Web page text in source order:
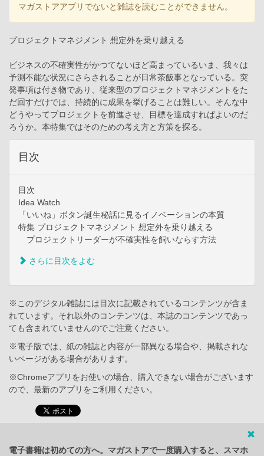
マガストアアプリでないと雑誌を読むことができません。
プロジェクトマネジメント 想定外を乗り越える
ビジネスの不確実性がかつてないほど高まっているいま、我々は
予測不能な状況にさらされることが日常茶飯事となっている。突
発事項は付き物であり、従来型のプロジェクトマネジメントをた
だ回すだけでは、持続的に成果を挙げることは難しい。そんな中
どうやってプロジェクトを前進させ、目標を達成すればよいのだ
ろうか。本特集ではそのための考え方と方策を探る。
目次
目次
Idea Watch
「いいね」ボタン誕生秘話に見るイノベーションの本質
特集 プロジェクトマネジメント 想定外を乗り越える
プロジェクトリーダーが不確実性を飼いならす方法
さらに目次をよむ
※このデジタル雑誌には目次に記載されているコンテンツが含ま
れています。それ以外のコンテンツは、本誌のコンテンツであっ
ても含まれていませんのでご注意ください。
※電子版では、紙の雑誌と内容が一部異なる場合や、掲載されな
いページがある場合があります。
※Chromeアプリをお使いの場合、購入できない場合がございます
ので、最新のアプリをご利用ください。
電子書籍は初めての方へ。マガストアで一度購入すると、スマホ